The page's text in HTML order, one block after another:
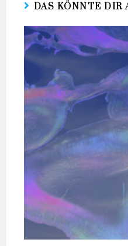
DAS KÖNNTE DIR